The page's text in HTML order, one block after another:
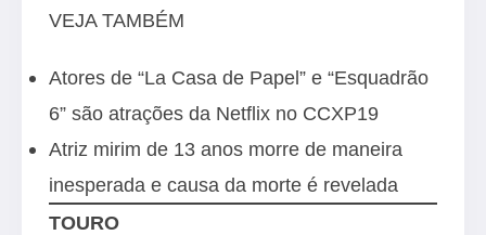
VEJA TAMBÉM
Atores de “La Casa de Papel” e “Esquadrão
6” são atrações da Netflix no CCXP19
Atriz mirim de 13 anos morre de maneira
inesperada e causa da morte é revelada
TOURO